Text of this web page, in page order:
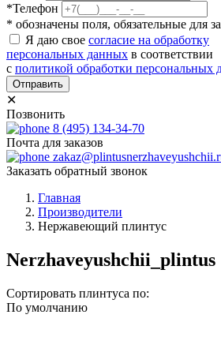
*Телефон
* обозначены поля, обязательные для
Я даю свое согласие на обработку
персональных данных в соответствии
с политикой обработки персональных
Отправить
✕
Позвонить
8 (495) 134-34-70
Почта для заказов
Заказать обратный звонок
Главная
Производители
Нержавеющий плинтус
Nerzhaveyushchii_plintus
Сортировать плинтуса по:
По умолчанию